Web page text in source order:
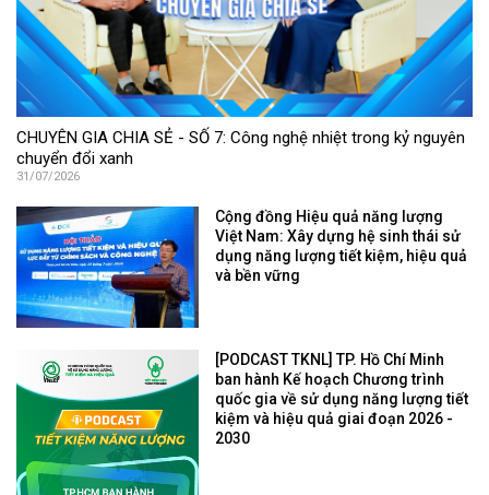
CHUYÊN GIA CHIA SẺ - SỐ 7: Công nghệ nhiệt trong kỷ nguyên
chuyển đổi xanh
31/07/2026
Cộng đồng Hiệu quả năng lượng
Việt Nam: Xây dựng hệ sinh thái sử
dụng năng lượng tiết kiệm, hiệu quả
và bền vững
[PODCAST TKNL] TP. Hồ Chí Minh
ban hành Kế hoạch Chương trình
quốc gia về sử dụng năng lượng tiết
kiệm và hiệu quả giai đoạn 2026 -
2030